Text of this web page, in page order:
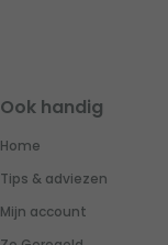
Ook handig
Home
Tips & adviezen
Mijn account